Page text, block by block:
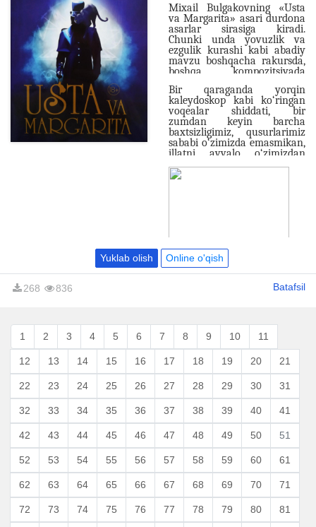
Mixail Bulgakovning «Usta
va Margarita» asari durdona
asarlar sirasiga kiradi.
Chunki unda yovuzlik va
ezgulik kurashi kabi abadiy
mavzu boshqacha rakursda,
boshqa kompozitsiyada
yoritilgan. Asarni o‘qigan
o‘quvchi mistika dunyosiga
g‘arq bo‘lib, jamiyat va inson
illatlariga o‘zgacha ko‘z bilan
qaray boshlaydi.
Bir qaraganda yorqin
kaleydoskop kabi ko‘ringan
voqealar shiddati, bir
zumdan keyin barcha
baxtsizligimiz, qusurlarimiz
sababi o‘zimizda emasmikan,
illatni avvalo o‘zimizdan
qidirish lozimmikan, degan
xotimaga kelishga
kitobxonlar ommasiga
mo‘ljallangan.
Yuklab olish Online o'qish
268 836 Batafsil
1 2 3 4 5 6 7 8 9 10 11
12 13 14 15 16 17 18 19 20 21
22 23 24 25 26 27 28 29 30 31
32 33 34 35 36 37 38 39 40 41
42 43 44 45 46 47 48 49 50 51
52 53 54 55 56 57 58 59 60 61
62 63 64 65 66 67 68 69 70 71
72 73 74 75 76 77 78 79 80 81